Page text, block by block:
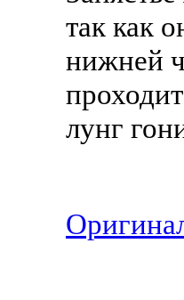
так как
нижней
лунг